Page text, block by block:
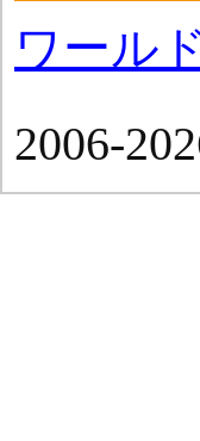
ワール
2006-